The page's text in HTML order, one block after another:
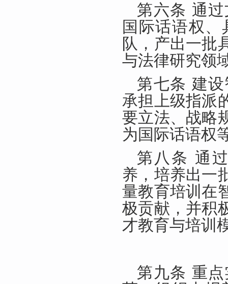
第六条 通
国际话语权
队，产出一批
与法律研究领
第七条 建
承担上级指派
要立法、战略
为国际话语权
第八条 通
养，培养出一
量教育培训在
极贡献，并积
才教育与培训
第九条 重